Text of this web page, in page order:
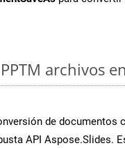
archivos
de documentos
API Aspose.Slides.